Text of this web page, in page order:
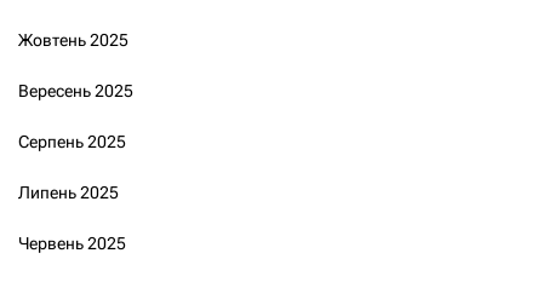
Жовтень 2025
Вересень 2025
Серпень 2025
Липень 2025
Червень 2025